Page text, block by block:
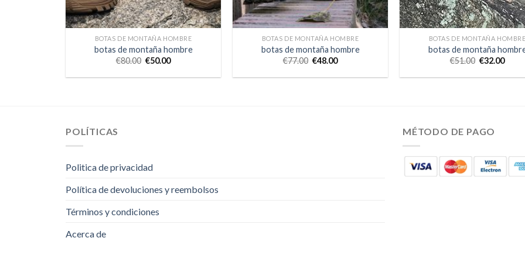
BOTAS DE MONTAÑA HOMBRE
botas de montaña hombre
€80.00 €50.00
BOTAS DE MONTAÑA HOMBRE
botas de montaña hombre
€77.00 €48.00
BOTAS DE MONTAÑA
botas de montaña
€51.00 €32.00
POLÍTICAS
Politica de privacidad
Política de devoluciones y reembolsos
Términos y condiciones
Acerca de
MÉTODO DE PAGO